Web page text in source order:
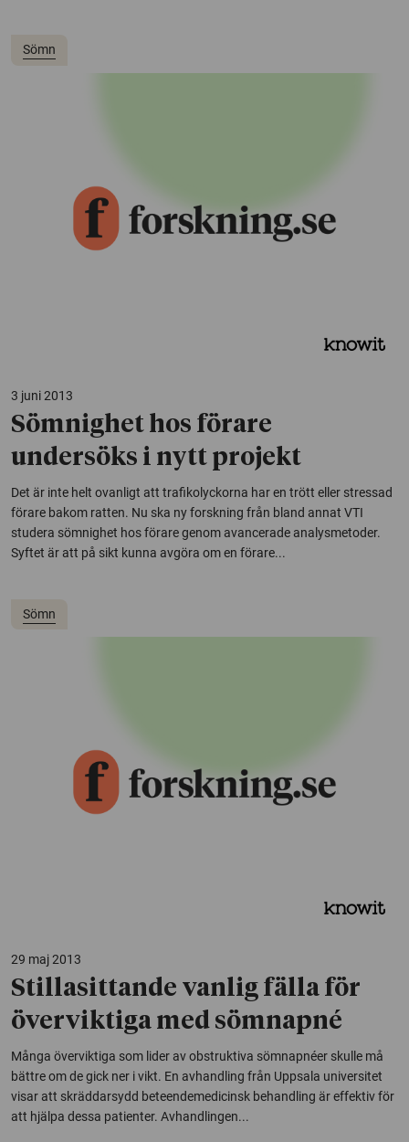
Sömn
3 juni 2013
Sömnighet hos förare
undersöks i nytt projekt
Det är inte helt ovanligt att trafikolyckorna har en trött eller stressad
förare bakom ratten. Nu ska ny forskning från bland annat VTI
studera sömnighet hos förare genom avancerade analysmetoder.
Syftet är att på sikt kunna avgöra om en förare...
Sömn
29 maj 2013
Stillasittande vanlig fälla för
överviktiga med sömnapné
Många överviktiga som lider av obstruktiva sömnapnéer skulle må
bättre om de gick ner i vikt. En avhandling från Uppsala universitet
visar att skräddarsydd beteendemedicinsk behandling är effektiv för
att hjälpa dessa patienter. Avhandlingen...